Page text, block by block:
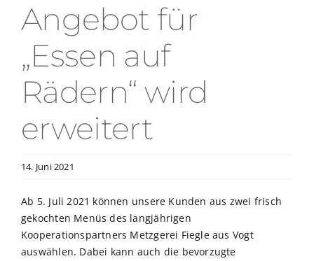
Angebot für
„Essen auf
Rädern“ wird
erweitert
14. Juni 2021
Ab 5. Juli 2021 können unsere Kunden aus zwei frisch
gekochten Menüs des langjährigen
Kooperationspartners Metzgerei Fiegle aus Vogt
auswählen. Dabei kann auch die bevorzugte